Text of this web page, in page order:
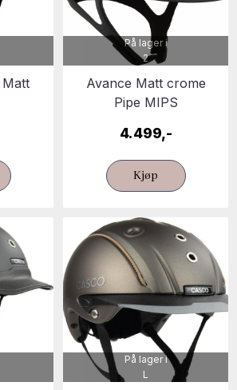
På lager i
2
Avance Matt crome
Pipe MIPS
4.499,-
Kjøp
På lager i
L